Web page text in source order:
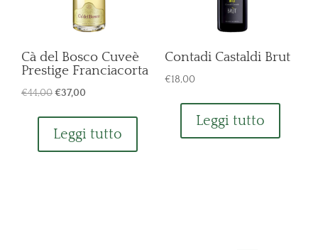
Cà del Bosco Cuveè
Prestige Franciacorta
€44,00Il
originale
€37,00
attuale
Leggi tutto
Contadi Castaldi Brut
€18,00
Leggi tutto